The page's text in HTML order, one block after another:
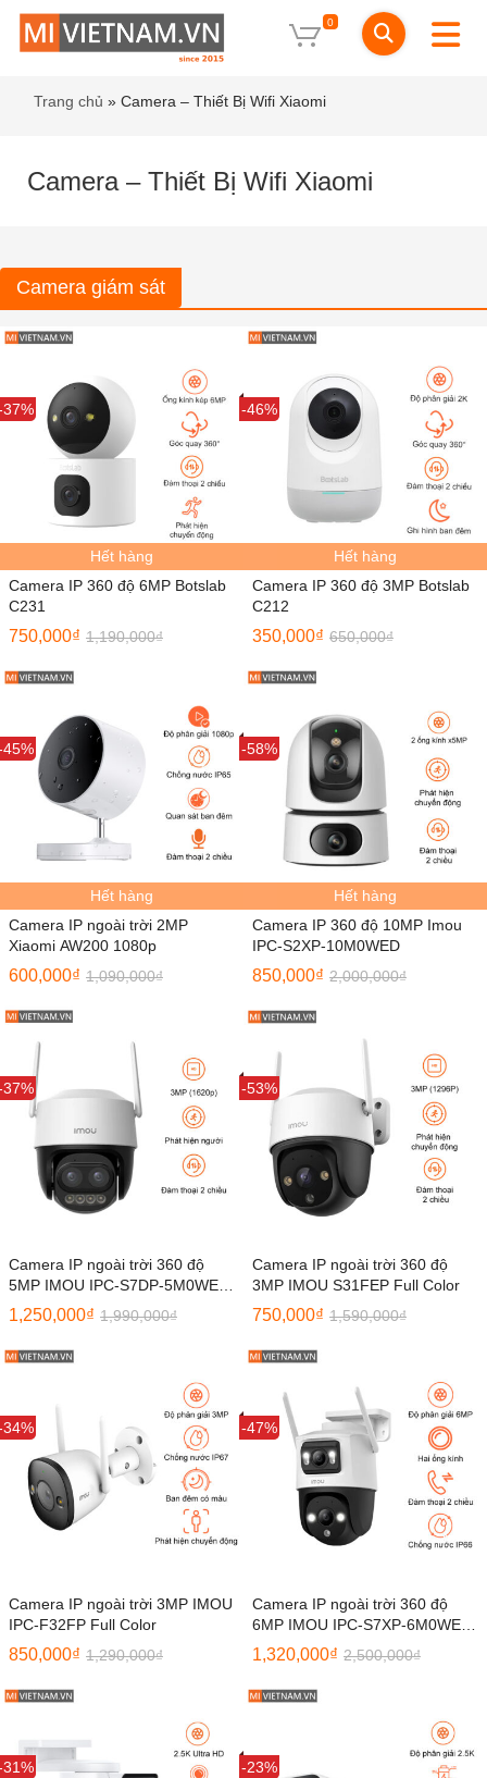
0
Trang chủ » Camera – Thiết Bị Wifi Xiaomi
Camera – Thiết Bị Wifi Xiaomi
Camera giám sát
37%
Hết hàng
Camera IP 360 độ 6MP Botslab
C231
750,000₫ 1,190,000₫
Sale
-46%
Hết hàng
Camera IP 360 độ 3MP Botslab
C212
350,000₫ 650,000₫
45%
Hết hàng
Camera IP ngoài trời 2MP
Xiaomi AW200 1080p
600,000₫ 1,090,000₫
Sale
-58%
Hết hàng
Camera IP 360 độ 10MP Imou
IPC-S2XP-10M0WED
850,000₫ 2,000,000₫
37%
Camera IP ngoài trời 360 độ
5MP IMOU IPC-S7DP-5M0WEZ
Full Color
1,250,000₫ 1,990,000₫
Sale
-53%
Camera IP ngoài trời 360 độ
3MP IMOU S31FEP Full Color
750,000₫ 1,590,000₫
34%
Camera IP ngoài trời 3MP IMOU
IPC-F32FP Full Color
850,000₫ 1,290,000₫
Sale
-47%
Camera IP ngoài trời 360 độ
6MP IMOU IPC-S7XP-6M0WED
Dual
1,320,000₫ 2,500,000₫
31% Sale
-23%